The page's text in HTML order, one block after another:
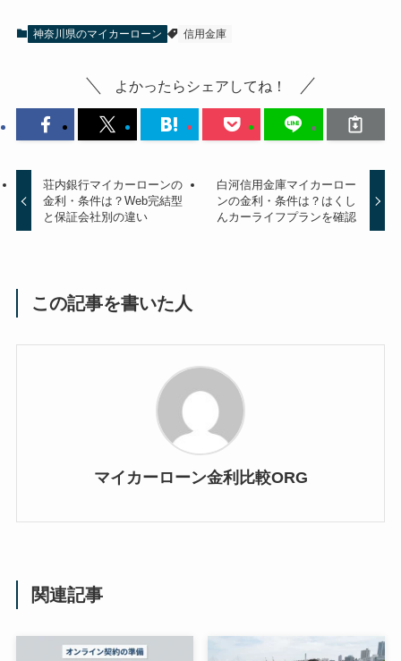
神奈川県のマイカーローン 信用金庫
よかったらシェアしてね！
荘内銀行マイカーローンの
金利・条件は？Web完結型
と保証会社別の違い
白河信用金庫マイカーロー
ンの金利・条件は？はくし
んカーライフプランを確認
この記事を書いた人
マイカーローン金利比較ORG
関連記事